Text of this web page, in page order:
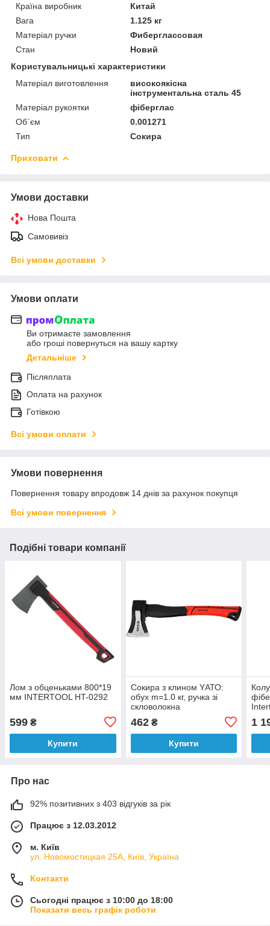
Країна виробник
Китай
Вага
1.125 кг
Матеріал ручки
Фиберглассовая
Стан
Новий
Користувальницькі характеристики
Матеріал виготовлення
високоякісна
інструментальна сталь 45
Матеріал рукоятки
фіберглас
Об`єм
0.001271
Тип
Сокира
Приховати
Умови доставки
Нова Пошта
Самовивіз
Всі умови доставки
Умови оплати
Ви отримаєте замовлення
або гроші повернуться на вашу картку
Детальніше
Післяплата
Оплата на рахунок
Готівкою
Всі умови оплати
Умови повернення
Повернення товару впродовж 14 днів за рахунок покупця
Всі умови повернення
Подібні товари компанії
Лом з обценьками 800*19
мм INTERTOOL HT-0292
599 ₴
Купити
Сокира з клином YАТО:
обух m=1.0 кг, ручка зі
скловолокна
462₴
Купити
1
Про нас
92% позитивних з 403 відгуків за рік
Працює з 12.03.2012
м. Київ
ул. Новомостицкая 25А, Київ, Україна
Контакти
Сьогодні працює з 10:00 до 18:00
Показати весь графік роботи